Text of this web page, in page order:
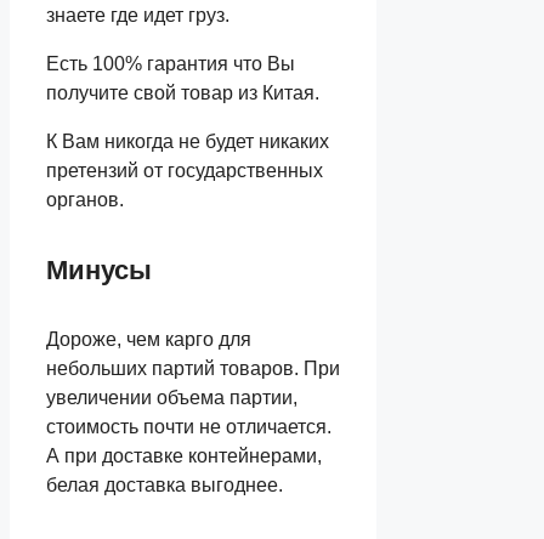
знаете где идет груз.
Есть 100% гарантия что Вы
получите свой товар из Китая.
К Вам никогда не будет никаких
претензий от государственных
органов.
Минусы
Дороже, чем карго для
небольших партий товаров. При
увеличении объема партии,
стоимость почти не отличается.
А при доставке контейнерами,
белая доставка выгоднее.